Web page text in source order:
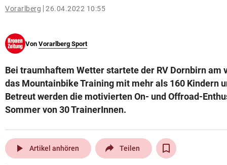
© Krone Multimedia GmbH & Co KG 2026
Vorarlberg 26.04.2022 10:55
Von Vorarlberg Sport
Bei traumhaftem Wetter startete der RV Dornbirn am
das Mountainbike Training mit mehr als 160 Kindern
Betreut werden die motivierten On- und Offroad-
Sommer von 30 TrainerInnen.
play_arrow Artikel anhören Teilen